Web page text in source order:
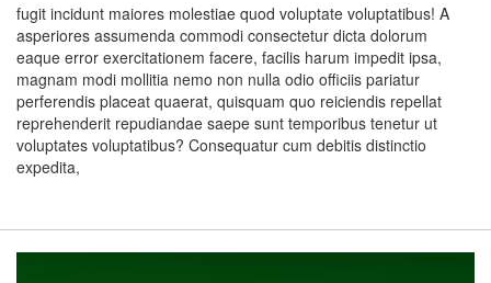
fugit incidunt maiores molestiae quod voluptate voluptatibus! A
asperiores assumenda commodi consectetur dicta dolorum
eaque error exercitationem facere, facilis harum impedit ipsa,
magnam modi mollitia nemo non nulla odio officiis pariatur
perferendis placeat quaerat, quisquam quo reiciendis repellat
reprehenderit repudiandae saepe sunt temporibus tenetur ut
voluptates voluptatibus? Consequatur cum debitis distinctio
expedita,